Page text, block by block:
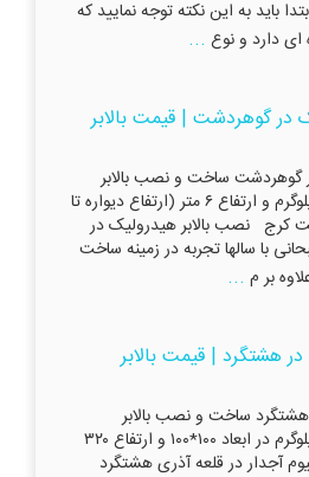
باید به این نکته توجه نمایید که
ای دارد و نوع ...
در گوهردشت | قیمت بالابر
گوهردشت ساخت و نصب بالابر
هیدرولیکی با توان ۳۰۰ کیلوگرم و ارتفاع ۶ متر (ارتفاع دیواره تا
کرج نصب بالابر هیدرولیک در
با سالها تجربه در زمینه ساخت
بر م ...
هشتگرد | قیمت بالابر
ساخت و نصب بالابر
هیدرولیکی با توان ۳۰۰ کیلوگرم در ابعاد ۱۰۰*۱۰۰ و ارتفاع ۳۲۰
آجدار در قلعه آذری هشتگرد